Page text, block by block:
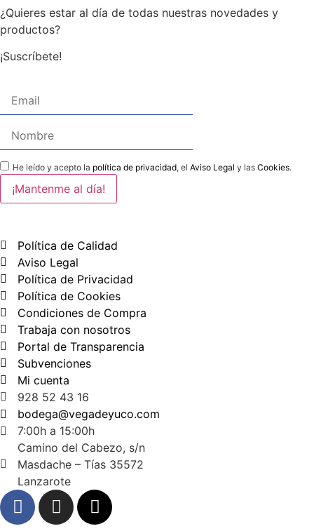
¿Quieres estar al día de todas nuestras novedades y
productos?
¡Suscríbete!
He leído y acepto la política de privacidad, el Aviso Legal y las Cookies.
Política de Calidad
Aviso Legal
Política de Privacidad
Política de Cookies
Condiciones de Compra
Trabaja con nosotros
Portal de Transparencia
Subvenciones
Mi cuenta
928 52 43 16
bodega@vegadeyuco.com
7:00h a 15:00h
Camino del Cabezo, s/n
Masdache – Tías 35572
Lanzarote